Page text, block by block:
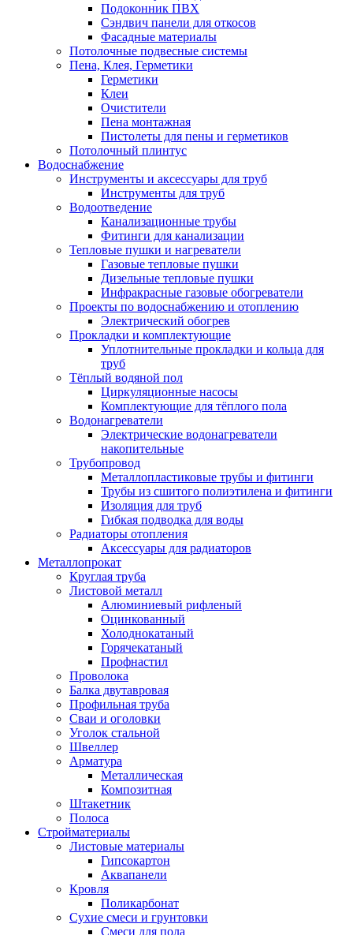
Подоконник ПВХ
Сэндвич панели для откосов
Фасадные материалы
Потолочные подвесные системы
Пена, Клея, Герметики
Герметики
Клеи
Очистители
Пена монтажная
Пистолеты для пены и герметиков
Потолочный плинтус
Водоснабжение
Инструменты и аксессуары для труб
Инструменты для труб
Водоотведение
Канализационные трубы
Фитинги для канализации
Тепловые пушки и нагреватели
Газовые тепловые пушки
Дизельные тепловые пушки
Инфракрасные газовые обогреватели
Проекты по водоснабжению и отоплению
Электрический обогрев
Прокладки и комплектующие
Уплотнительные прокладки и кольца для
труб
Тёплый водяной пол
Циркуляционные насосы
Комплектующие для тёплого пола
Водонагреватели
Электрические водонагреватели
накопительные
Трубопровод
Металлопластиковые трубы и фитинги
Трубы из сшитого полиэтилена и фитинги
Изоляция для труб
Гибкая подводка для воды
Радиаторы отопления
Аксессуары для радиаторов
Металлопрокат
Круглая труба
Листовой металл
Алюминиевый рифленый
Оцинкованный
Холоднокатаный
Горячекатаный
Профнастил
Проволока
Балка двутавровая
Профильная труба
Сваи и оголовки
Уголок стальной
Швеллер
Арматура
Металлическая
Композитная
Штакетник
Полоса
Стройматериалы
Листовые материалы
Гипсокартон
Аквапанели
Кровля
Поликарбонат
Сухие смеси и грунтовки
Смеси для пола